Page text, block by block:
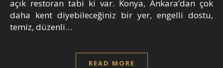
açık restoran tabi ki var. Konya, Ankara’dan çok
daha kent diyebileceğiniz bir yer, engelli dostu,
temiz, düzenli…
READ MORE